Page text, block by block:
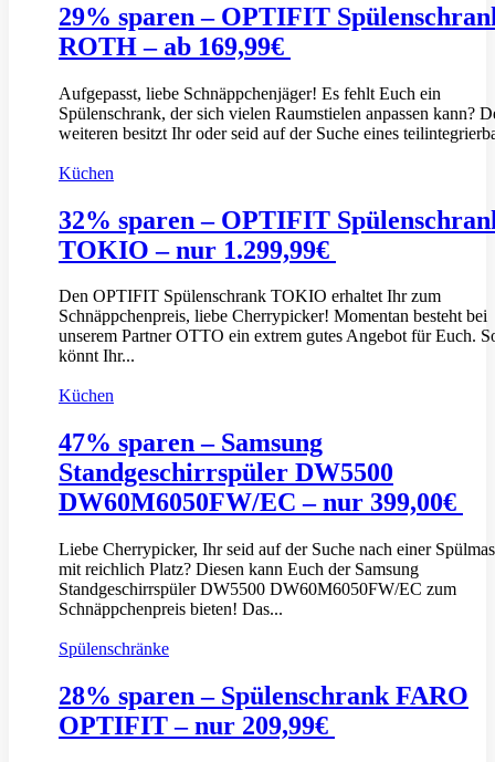
29% sparen – OPTIFIT
ROTH – ab 169,99€
Aufgepasst, liebe Schnäppchenjäger! Es fehlt Euch ein
Spülenschrank, der sich vielen Raumstielen anpassen kann?
weiteren besitzt Ihr oder seid auf der Suche eines
Küchen
32% sparen – OPTIFIT
TOKIO – nur 1.299,99€
Den OPTIFIT Spülenschrank TOKIO erhaltet Ihr zum
Schnäppchenpreis, liebe Cherrypicker! Momentan besteht bei
unserem Partner OTTO ein extrem gutes Angebot für Euch.
könnt Ihr...
Küchen
47% sparen – Samsung
Standgeschirrspüler DW5500
DW60M6050FW/EC – nur 399,00€
Liebe Cherrypicker, Ihr seid auf der Suche nach einer
mit reichlich Platz? Diesen kann Euch der Samsung
Standgeschirrspüler DW5500 DW60M6050FW/EC zum
Schnäppchenpreis bieten! Das...
Spülenschränke
28% sparen – Spülenschrank FARO
OPTIFIT – nur 209,99€